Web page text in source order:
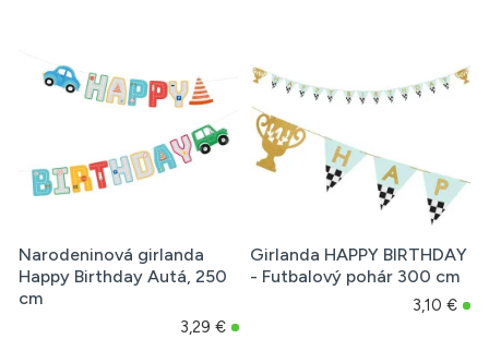
Narodeninová girlanda
Happy Birthday Autá, 250
cm
3,29 €
Girlanda HAPPY BIRTHDAY
- Futbalový pohár 300 cm
3,10 €